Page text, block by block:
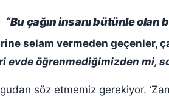
“Bu çağın insanı bütünle olan
selam vermeden geçenler,
evde öğrenmediğimizden mi,
söz etmemiz gerekiyor.